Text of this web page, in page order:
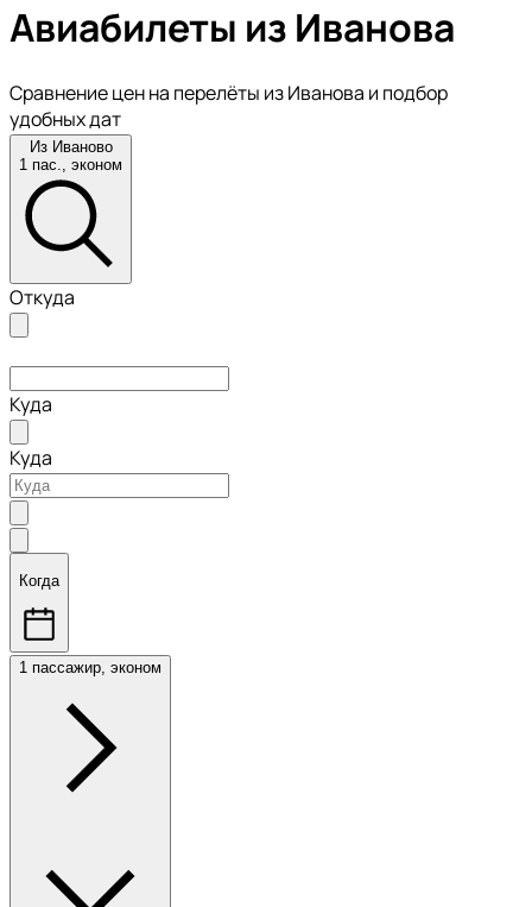
Авиабилеты из Иванова
Сравнение цен на перелёты из Иванова и подбор
удобных дат
Из Иваново
1 пас., эконом
Откуда
Куда
Куда
Когда
1 пассажир, эконом